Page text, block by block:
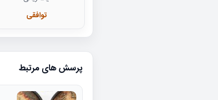
توافقی
پرسش های مرتبط